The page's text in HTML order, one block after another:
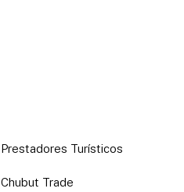
Prestadores Turísticos
Chubut Trade